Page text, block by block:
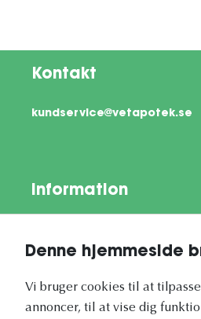
Denne hjemmeside
Vi bruger cookies til at
annoncer, til at vise dig
Kontakt
kundservice@vetapotek.se
Information
Vores nyhedsbrev